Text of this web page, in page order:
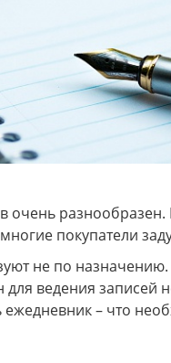
подарки без
НАЦЕНКИ 0%
очень
покупатели
не по
ведения
– что